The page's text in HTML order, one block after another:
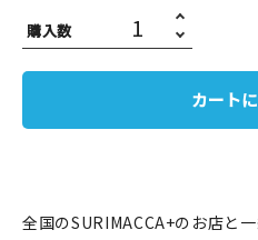
文房具
JAMグッズ
在庫限り
購入数
カート
全国のSURIMACCA+のお店と